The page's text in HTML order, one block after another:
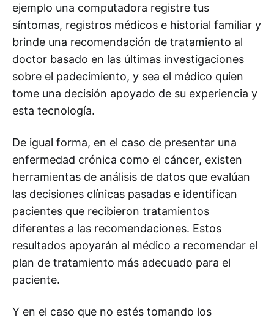
ejemplo una computadora registre tus
síntomas, registros médicos e historial familiar y
brinde una recomendación de tratamiento al
doctor basado en las últimas investigaciones
sobre el padecimiento, y sea el médico quien
tome una decisión apoyado de su experiencia y
esta tecnología.
De igual forma, en el caso de presentar una
enfermedad crónica como el cáncer, existen
herramientas de análisis de datos que evalúan
las decisiones clínicas pasadas e identifican
pacientes que recibieron tratamientos
diferentes a las recomendaciones. Estos
resultados apoyarán al médico a recomendar el
plan de tratamiento más adecuado para el
paciente.
Y en el caso que no estés tomando los